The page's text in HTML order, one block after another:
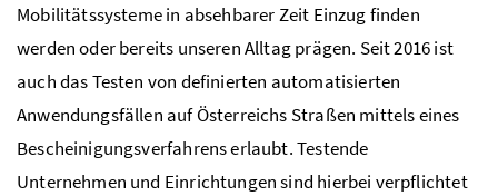
Mobilitätssysteme in absehbarer Zeit Einzug finden
werden oder bereits unseren Alltag prägen. Seit 2016 ist
auch das Testen von definierten automatisierten
Anwendungsfällen auf Österreichs Straßen mittels eines
Bescheinigungsverfahrens erlaubt. Testende
Unternehmen und Einrichtungen sind hierbei verpflichtet